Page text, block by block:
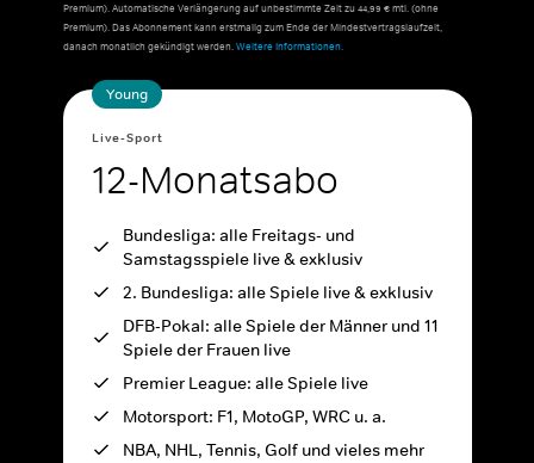
Premium). Automatische Verlängerung auf unbestimmte Zeit zu 44,99 € mtl. (ohne
Premium). Das Abonnement kann erstmalig zum Ende der Mindestvertragslaufzeit,
danach monatlich gekündigt werden.Weitere Informationen.
Young
Live-Sport
12-Monatsabo
Bundesliga: alle Freitags- und
Samstagsspiele live & exklusiv
2. Bundesliga: alle Spiele live & exklusiv
DFB-Pokal: alle Spiele der Männer und 11
Spiele der Frauen live
Premier League: alle Spiele live
Motorsport: F1, MotoGP, WRC u. a.
NBA, NHL, Tennis, Golf und vieles mehr